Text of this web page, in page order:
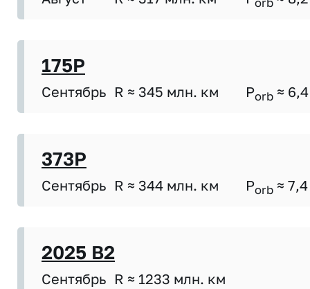
orb
175P
Сентябрь R ≈ 345 млн. км Porb ≈ 6,4
373P
Сентябрь R ≈ 344 млн. км Porb ≈ 7,4
2025 B2
Сентябрь R ≈ 1233 млн. км